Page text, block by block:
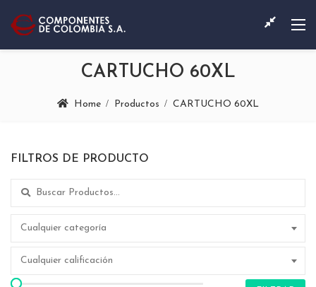
CARTUCHO 60XL
Home Productos CARTUCHO 60XL
FILTROS DE PRODUCTO
Search for:
Cualquier categoría
Cualquier calificación